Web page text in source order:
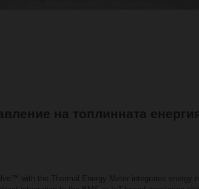
на топлинната
with the Thermal Energy Meter integrates energy